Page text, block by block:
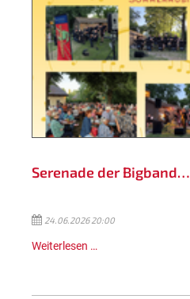
Serenade der Bigband…
24.06.2026 20:00
Weiterlesen …